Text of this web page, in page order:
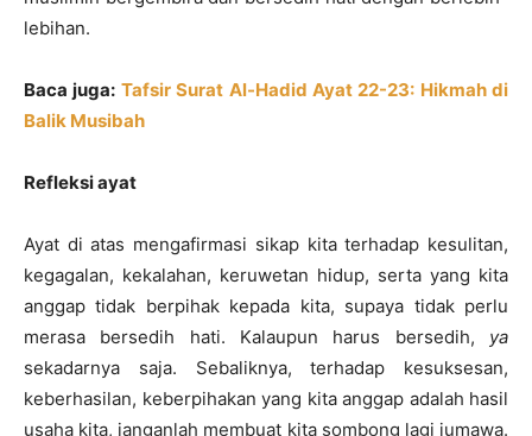
lebihan.
Baca juga: Tafsir Surat Al-Hadid Ayat 22-23: Hikmah di
Balik Musibah
Refleksi ayat
Ayat di atas mengafirmasi sikap kita terhadap kesulitan,
kegagalan, kekalahan, keruwetan hidup, serta yang kita
anggap tidak berpihak kepada kita, supaya tidak perlu
merasa bersedih hati. Kalaupun harus bersedih, ya
sekadarnya saja. Sebaliknya, terhadap kesuksesan,
keberhasilan, keberpihakan yang kita anggap adalah hasil
usaha kita, janganlah membuat kita sombong lagi jumawa.